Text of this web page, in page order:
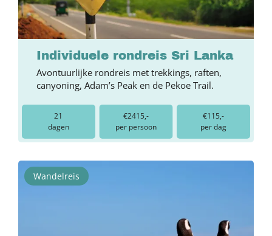
Individuele rondreis Sri Lanka
Avontuurlijke rondreis met trekkings, raften,
canyoning, Adam’s Peak en de Pekoe Trail.
21
dagen
€2415,-
per persoon
€115,-
per dag
Wandelreis